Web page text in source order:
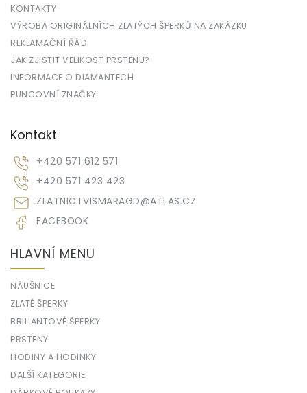
KONTAKTY
VÝROBA ORIGINÁLNÍCH ZLATÝCH ŠPERKŮ NA ZAKÁZKU
REKLAMAČNÍ ŘÁD
JAK ZJISTIT VELIKOST PRSTENU?
INFORMACE O DIAMANTECH
PUNCOVNÍ ZNAČKY
Kontakt
ZLATNICTVISMARAGD@ATLAS.CZ
+420 571 612 571
+420 571 423 423
FACEBOOK
HLAVNÍ MENU
NÁUŠNICE
ZLATÉ ŠPERKY
BRILIANTOVÉ ŠPERKY
PRSTENY
HODINY A HODINKY
DALŠÍ KATEGORIE